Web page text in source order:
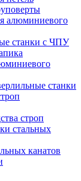
алюминиевого
станки с ЧПУ
станки
строп
стальных
канатов